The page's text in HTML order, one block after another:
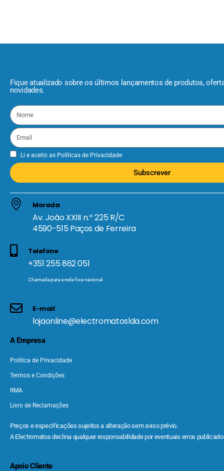
Fique atualizado sobre os últimos lançamentos de produtos,
novidades.
Li e aceito as Políticas de Privacidade
Subscrever
Morada
Av. João XXIII n.º 225 R/C
4590-515 Paços de Ferreira
Telefone
+351 255 862 051
Chamada para a rede fixa nacional
E-mail
lojaonline@electromatoslda.com
A Empresa
Política de Privacidade
Termos e Condições
RMA
Livro de Reclamações
Preços e especificações sujeitos a alteração sem aviso prévio.
A Electromatos declina qualquer responsabilidade por eventuais erros
Apoio Cliente